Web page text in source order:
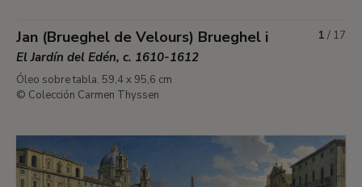
Jan (Brueghel de Velours) Brueghel i
El Jardín del Edén, c. 1610-1612
Óleo sobre tabla. 59,4 x 95,6 cm
© Colección Carmen Thyssen
1 / 17